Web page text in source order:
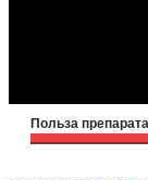
Польза препарата